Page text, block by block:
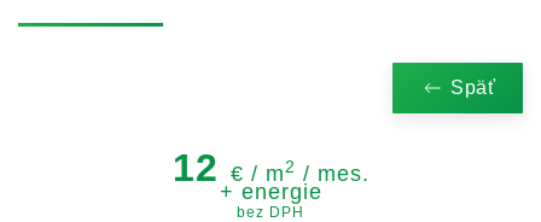
Späť
12 € / m2 / mes.
+ energie
bez DPH